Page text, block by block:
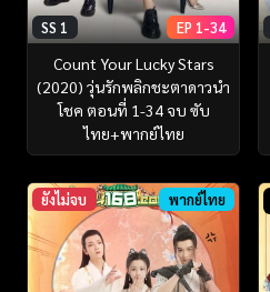
SS 1 EP 1-34
Count Your Lucky Stars
(2020) วุ่นรักพลิกชะตาดาวนำ
โชค ตอนที่ 1-34 จบ ซับ
ไทย+พากย์ไทย
ยังไม่จบ พากย์ไทย